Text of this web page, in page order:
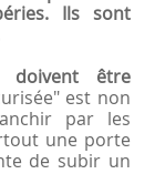
Ils sont
doivent être
est non
par les
une porte
de subir un